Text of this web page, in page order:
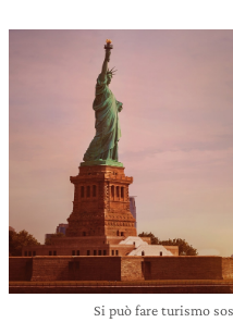
Si può fare turismo